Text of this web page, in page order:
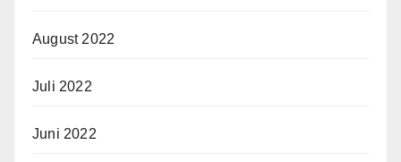
August 2022
Juli 2022
Juni 2022